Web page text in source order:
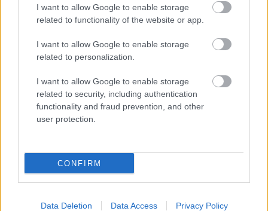
I want to allow Google to enable storage
related to functionality of the website or app.
I want to allow Google to enable storage
related to personalization.
I want to allow Google to enable storage
related to security, including authentication
functionality and fraud prevention, and other
user protection.
CONFIRM
Data Deletion Data Access Privacy Policy
tavat: kétszáz embert menekítettek ki